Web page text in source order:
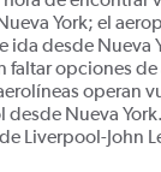
York; el
ida desde Nueva
faltar opciones de
operan
Nueva
Liverpool-John